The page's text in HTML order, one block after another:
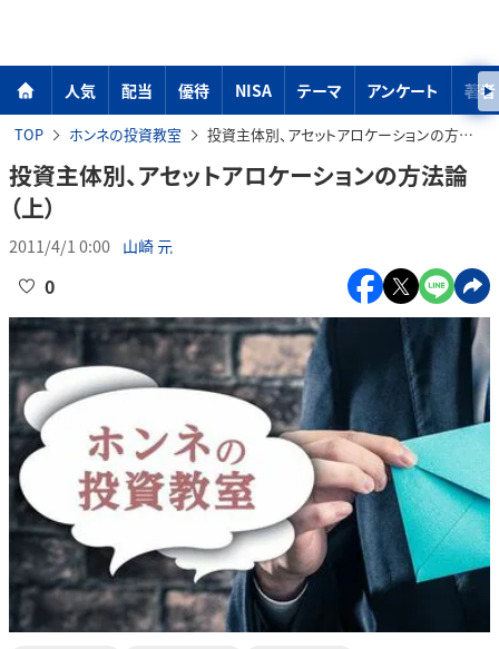
人気 配当 優待 NISA テーマ アンケート 著者
TOP ホンネの投資教室 投資主体別、アセットアロケーションの方法論（上）
投資主体別、アセットアロケーションの方法論
（上）
2011/4/1 0:00 山崎 元
0